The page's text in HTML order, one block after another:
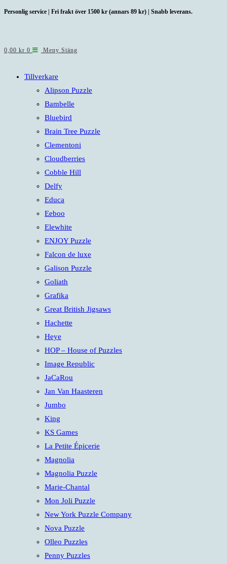
Hoppa
Personlig service | Fri frakt över 1500 kr (annars 89 kr) | Snabb leverans.
0,00 kr 0 Meny Stäng
Tillverkare
Alipson Puzzle
Bambelle
Bluebird
Brain Tree Puzzle
Clementoni
Cloudberries
Cobble Hill
Delfy
Educa
Eeboo
Elewhite
ENJOY Puzzle
Falcon de luxe
Galison Puzzle
Goliath
Grafika
Great British Jigsaws
Hachette
Heye
HOP – House of Puzzles
Image Republic
JaCaRou
Jan Van Haasteren
Jumbo
King
KS Games
La Petite Épicerie
Magnolia
Magnolia Puzzle
Marie-Chantal
Mon Joli Puzzle
New York Puzzle Company
Nova Puzzle
Olleo Puzzles
Penny Puzzles